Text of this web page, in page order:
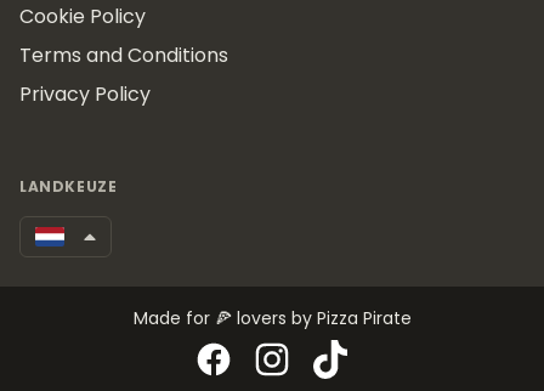
Cookie Policy
Terms and Conditions
Privacy Policy
LANDKEUZE
Made for 🍕 lovers by Pizza Pirate
FacebookInstagram
TikTok